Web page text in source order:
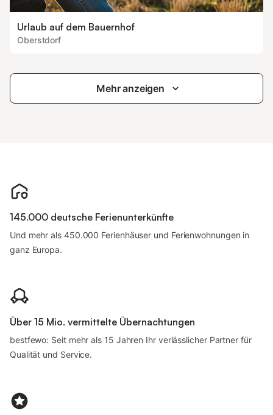
Urlaub auf dem Bauernhof
Oberstdorf
Mehr anzeigen
145.000 deutsche Ferienunterkünfte
Und mehr als 450.000 Ferienhäuser und Ferienwohnungen in
ganz Europa.
Über 15 Mio. vermittelte Übernachtungen
bestfewo: Seit mehr als 15 Jahren Ihr verlässlicher Partner für
Qualität und Service.